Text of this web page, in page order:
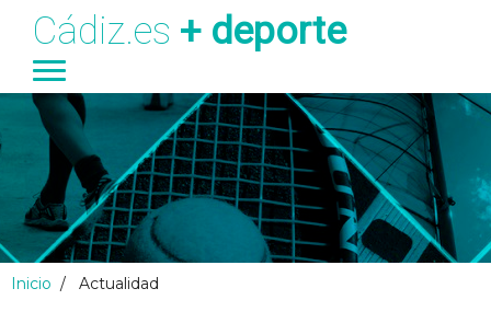
Pasar al contenido principal
Ayuntamiento
Transparencia
Turismo
Deportes
Cádiz.es + deporte
Inicio / Actualidad